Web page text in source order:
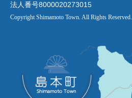
法人番号8000020273015
Copyright Shimamoto Town. All Rights Reserved.